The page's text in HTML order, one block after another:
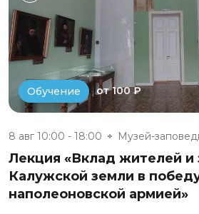
Обучение от 100 ₽
8 авг 10:00 - 18:00
Лекция «Вклад жителей и
Калужской земли в
наполеоновской армией»